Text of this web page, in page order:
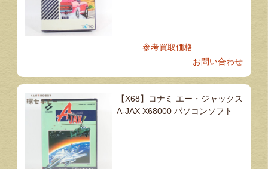
参考買取価格
お問い合わせ
【X68】コナミ エー・ジャックス
A-JAX X68000 パソコンソフト